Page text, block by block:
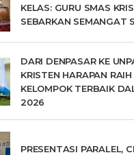
KELAS: GURU SMAS
SEBARKAN SEMANGAT
DARI DENPASAR KE
KRISTEN HARAPAN
KELOMPOK TERBAIK
2026
PRESENTASI PARALEL,